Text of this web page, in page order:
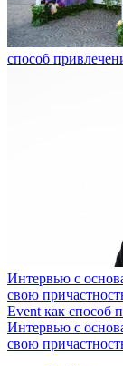
способ
Интервью с
свою
Event как способ
Интервью с
свою